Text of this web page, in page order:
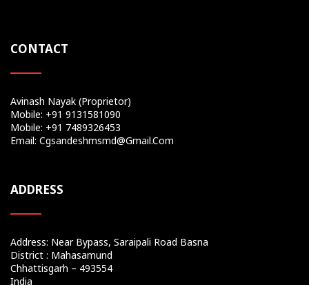
CONTACT
Avinash Nayak (Proprietor)
Mobile: +91 9131581090
Mobile: +91 7489326453
Email: Cgsandeshmsmd@gmail.com
ADDRESS
Address: Near Bypass, Saraipali Road Basna
District : Mahasamund
Chhattisgarh – 493554
India